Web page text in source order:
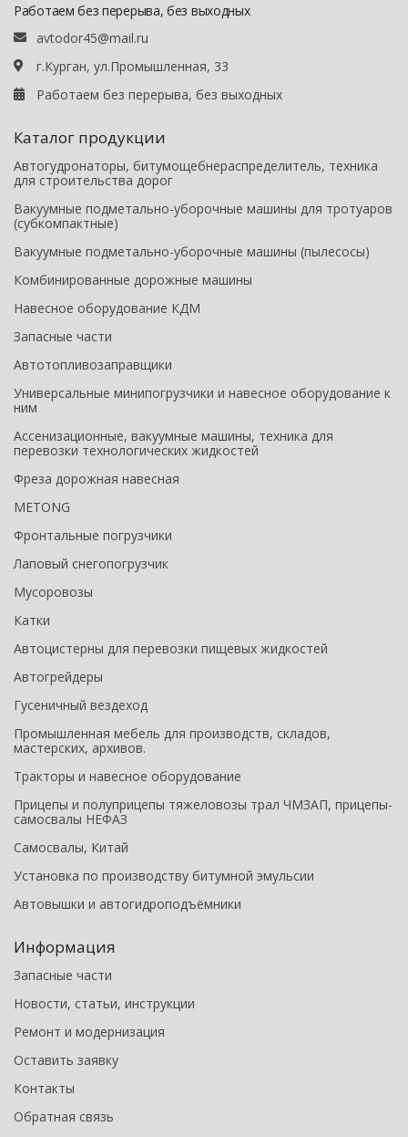
Работаем без перерыва, без выходных
avtodor45@mail.ru
г.Курган, ул.Промышленная, 33
Работаем без перерыва, без выходных
Каталог продукции
Автогудронаторы, битумощебнераспределитель, техника
для строительства дорог
Вакуумные подметально-уборочные машины для тротуаров
(субкомпактные)
Вакуумные подметально-уборочные машины (пылесосы)
Комбинированные дорожные машины
Навесное оборудование КДМ
Запасные части
Автотопливозаправщики
Универсальные минипогрузчики и навесное оборудование к
ним
Ассенизационные, вакуумные машины, техника для
перевозки технологических жидкостей
Фреза дорожная навесная
METONG
Фронтальные погрузчики
Лаповый снегопогрузчик
Мусоровозы
Катки
Автоцистерны для перевозки пищевых жидкостей
Автогрейдеры
Гусеничный вездеход
Промышленная мебель для производств, складов,
мастерских, архивов.
Тракторы и навесное оборудование
Прицепы и полуприцепы тяжеловозы трал ЧМЗАП, прицепы-
самосвалы НЕФАЗ
Самосвалы, Китай
Установка по производству битумной эмульсии
Автовышки и автогидроподъёмники
Информация
Запасные части
Новости, статьи, инструкции
Ремонт и модернизация
Оставить заявку
Контакты
Обратная связь